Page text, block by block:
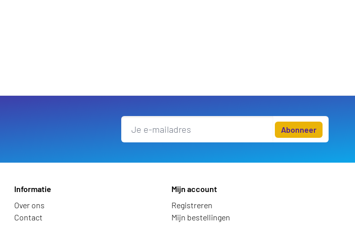
Abonneer
Informatie
Over ons
Contact
Mijn account
Registreren
Mijn bestellingen